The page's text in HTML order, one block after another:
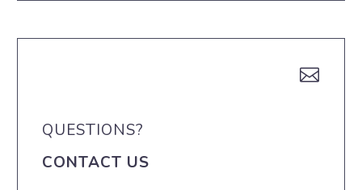


QUESTIONS?
CONTACT US